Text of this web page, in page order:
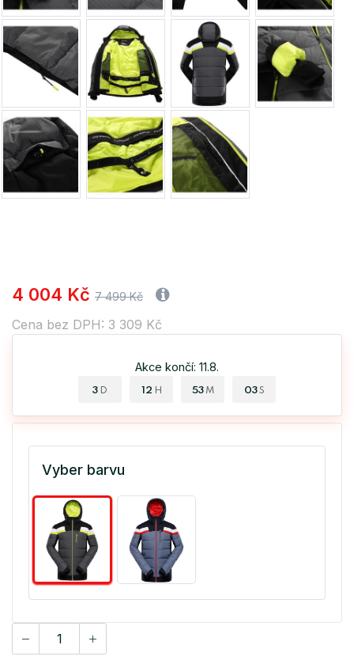
4 004 Kč 7 499 Kč
Cena bez DPH: 3 309 Kč
Akce končí: 11.8.
3 D 12 H 53 M 03 S
Vyber barvu